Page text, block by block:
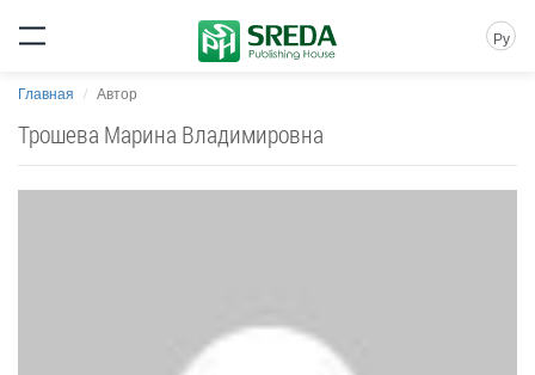
Ру
Главная Автор
Трошева Марина Владимировна